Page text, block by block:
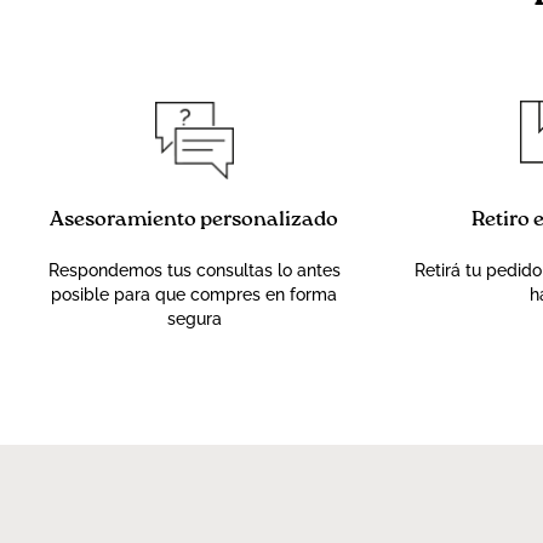
Asesoramiento personalizado
Respondemos tus consultas lo antes
posible para que compres en forma
segura
Retiro
Retirá tu